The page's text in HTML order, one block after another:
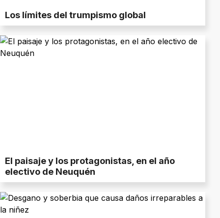
Los límites del trumpismo global
El paisaje y los protagonistas, en el año
electivo de Neuquén